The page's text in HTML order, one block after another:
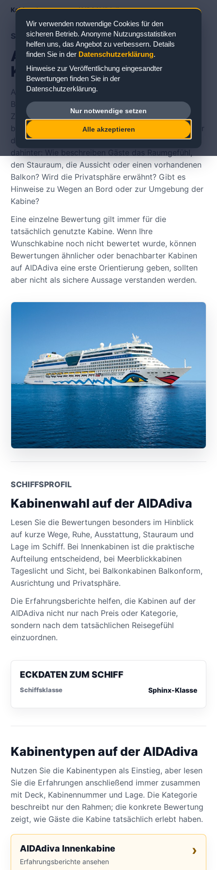
Kabinenbewertungen/AIDA/AIDAdiva
SCHIFFS- UND DECKÜBERSICHT
AIDAdiva Deckplan &
Kabinenbewertungen
Auf der Schiffsseite zu AIDAdiva können Sie
Bewertungen zu konkreten Kabinen im
Zusammenhang mit Deck, Kabinentyp und Lage
betrachten. Für die Kabinenwahl ist wichtig, nicht nur
die Kategorie zu lesen, sondern die Erfahrung
dahinter: Wie beschreiben Gäste das Raumgefühl,
den Stauraum, die Aussicht oder einen vorhandenen
Balkon? Wird die Privatsphäre erwähnt? Gibt es
Hinweise zu Wegen an Bord oder zur Umgebung der
Kabine?
Eine einzelne Bewertung gilt immer für die
tatsächlich genutzte Kabine. Wenn Ihre
Wunschkabine noch nicht bewertet wurde, können
Bewertungen ähnlicher oder benachbarter Kabinen
auf AIDAdiva eine erste Orientierung geben, sollten
aber nicht als sichere Aussage verstanden werden.
SCHIFFSPROFIL
Kabinenwahl auf der AIDAdiva
Lesen Sie die Bewertungen besonders im Hinblick
auf kurze Wege, Ruhe, Ausstattung, Stauraum und
Lage im Schiff. Bei Innenkabinen ist die praktische
Aufteilung entscheidend, bei Meerblickkabinen
Tageslicht und Sicht, bei Balkonkabinen Balkonform,
Ausrichtung und Privatsphäre.
Die Erfahrungsberichte helfen, die Kabinen auf der
AIDAdiva nicht nur nach Preis oder Kategorie,
sondern nach dem tatsächlichen Reisegefühl
einzuordnen.
ECKDATEN ZUM SCHIFF
Schiffsklasse Sphinx-Klasse
Kabinentypen auf der AIDAdiva
Nutzen Sie die Kabinentypen als Einstieg, aber lesen
Sie die Erfahrungen anschließend immer zusammen
mit Deck, Kabinennummer und Lage. Die Kategorie
beschreibt nur den Rahmen; die konkrete Bewertung
zeigt, wie Gäste die Kabine tatsächlich erlebt haben.
AIDAdiva Innenkabine
Erfahrungsberichte ansehen
Wir verwenden notwendige Cookies für den
sicheren Betrieb. Anonyme Nutzungsstatistiken
helfen uns, das Angebot zu verbessern. Details
finden Sie in der Datenschutzerklärung.
Hinweise zur Veröffentlichung eingesandter
Bewertungen finden Sie in der
Datenschutzerklärung.
Nur notwendige setzen
Alle akzeptieren